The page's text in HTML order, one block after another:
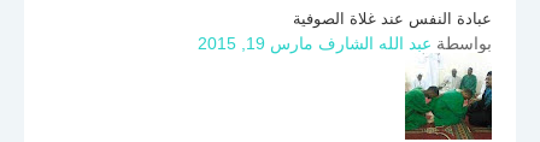
عبادة النفس عند غلاة الصوفية
بواسطة عبد الله الشارف مارس 19, 2015